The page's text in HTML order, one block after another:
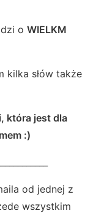
o WIELKM
kilka słów także
która jest dla
:)
od jednej z
wszystkim